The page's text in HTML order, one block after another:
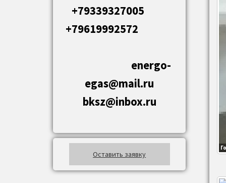
+79339327005
+79619992572
energo-
egas@mail.ru
bksz@inbox.ru
Оставить заявку